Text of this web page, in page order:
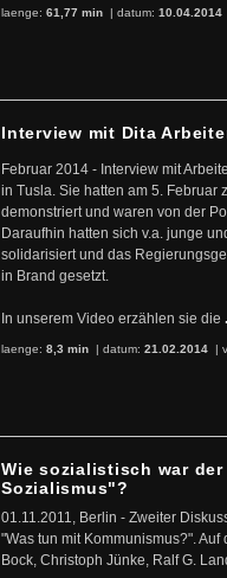
laenge: 61,77 min | datum: 10.04.2014
Interview mit Dita
Februar 2014 - Interview mit
in Tusla. Sie hatten am 5. Februar
demonstriert und waren von der
Daraufhin hatten sich v.a. junge
solidarisiert und das
in Brand gesetzt.
In unserem Video erzählen sie die
laenge: 8,3 min | datum: 21.02.2014 |
Wie sozialistisch war
Sozialismus"?
01.11.2011, Berlin - Zweiter
"Was tun mit Kommunismus?".
Bock, Christoph Jünke, Ralf G.